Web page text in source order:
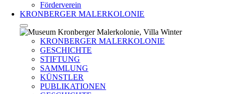
Förderverein
KRONBERGER MALERKOLONIE
KRONBERGER MALERKOLONIE
GESCHICHTE
STIFTUNG
SAMMLUNG
KÜNSTLER
PUBLIKATIONEN